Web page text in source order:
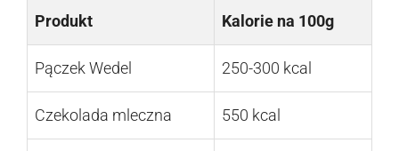
Produkt Kalorie na 100g
Pączek Wedel 250-300 kcal
Czekolada mleczna 550 kcal